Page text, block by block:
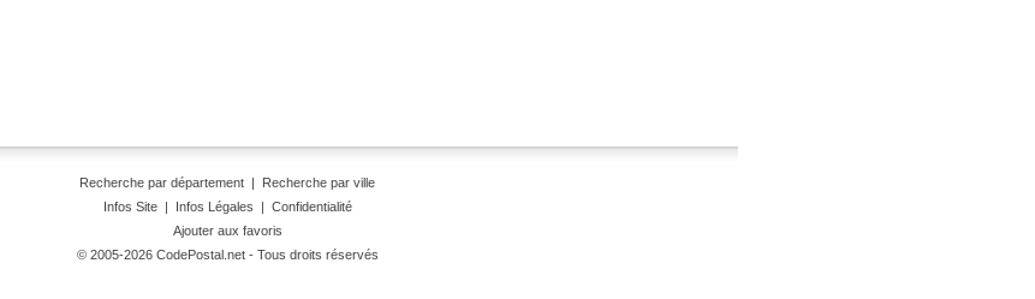
Recherche par département | Recherche par ville
Infos Site| Infos Légales | Confidentialité
Ajouter aux favoris
© 2005-2026 CodePostal.net - Tous droits réservés